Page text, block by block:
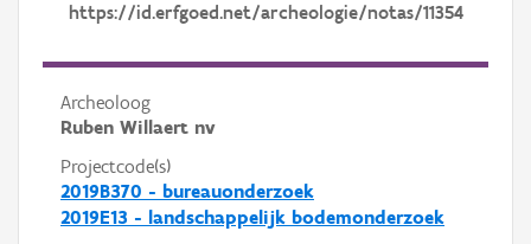
https://id.erfgoed.net/archeologie/notas/11354
Archeoloog
Ruben Willaert nv
Projectcode(s)
2019B370 - bureauonderzoek
2019E13 - landschappelijk bodemonderzoek